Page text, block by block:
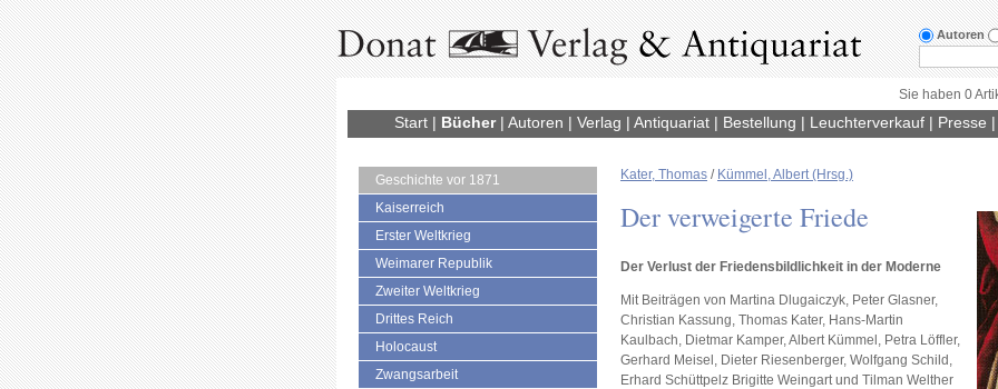
Autoren
Sie haben 0
Start| Bücher| Autoren | Verlag | Antiquariat| Bestellung | Leuchterverkauf| Presse |
Geschichte vor 1871
Kaiserreich
Erster Weltkrieg
Weimarer Republik
Zweiter Weltkrieg
Drittes Reich
Holocaust
Zwangsarbeit
Kater, Thomas / Kümmel, Albert (Hrsg.)
Der verweigerte Friede
Der Verlust der Friedensbildlichkeit in der Moderne
Mit Beiträgen von Martina Dlugaiczyk, Peter Glasner,
Christian Kassung, Thomas Kater, Hans-Martin
Kaulbach, Dietmar Kamper, Albert Kümmel, Petra Löffler,
Gerhard Meisel, Dieter Riesenberger, Wolfgang Schild,
Erhard Schüttpelz Brigitte Weingart und Tilman Welther